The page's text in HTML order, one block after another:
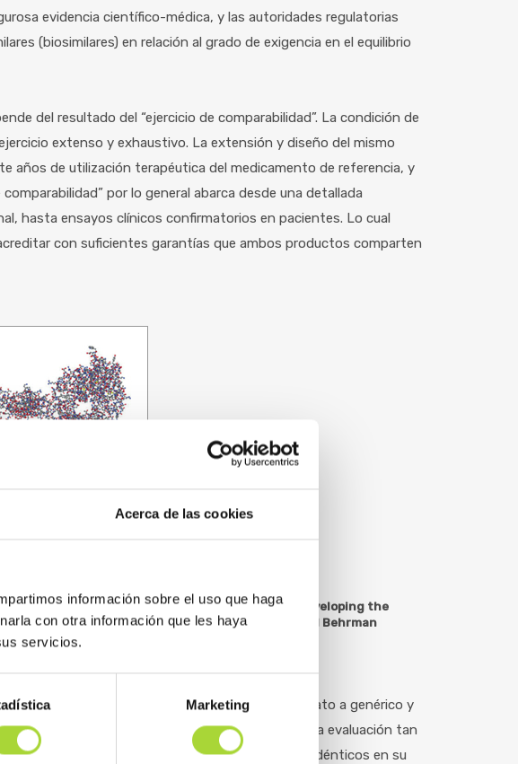
Acerca de las cookies
información sobre el uso que haga
con otra información que les haya
servicios.
Marketing
evidencia científico-médica, y las autoridades regulatorias
(biosimilares) en relación al grado de exigencia en el equilibrio
del resultado del “ejercicio de comparabilidad”. La condición de
extenso y exhaustivo. La extensión y diseño del mismo
años de utilización terapéutica del medicamento de referencia, y
por lo general abarca desde una detallada
hasta ensayos clínicos confirmatorios en pacientes. Lo cual
con suficientes garantías que ambos productos comparten
una molécula de ácido acetilsalicílico. Fuente: Developing the
Woodcock, M.D., Karen Midthun, M.D., and Rachel Behrman
que no tiene un origen biológico, como un candidato a genérico y
con el que se compara, no requiere de una evaluación tan
activos de síntesis química virtualmente idénticos en su